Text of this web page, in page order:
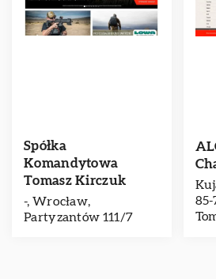
Spółka
Komandytowa
Tomasz Kirczuk
-, Wrocław,
Partyzantów 111/7
85-